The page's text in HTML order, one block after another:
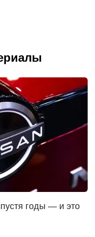
годы — и это